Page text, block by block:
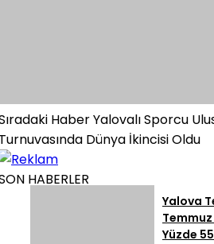
HaberYalovalı Sporcu
Dünya İkincisi Oldu
HABERLER
Yalova
Temmuz
Yüzde